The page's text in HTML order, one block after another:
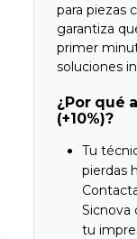
para piezas
garantiza
primer
soluciones
¿Por qué
(+10%)?
Tu
pierdas
Sicnova
tu